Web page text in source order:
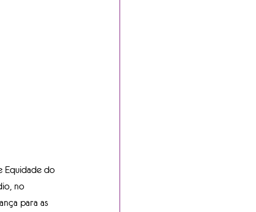
Equidade do
no
para as